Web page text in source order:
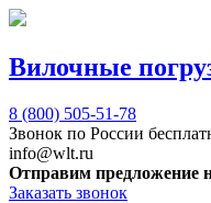
Вилочные
8 (800) 505-51-78
Звонок по России
info@wlt.ru
Отправим предложение
Заказать звонок